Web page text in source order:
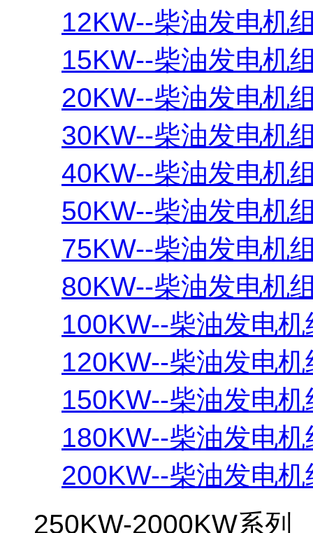
12KW--柴油发电机
15KW--柴油发电机
20KW--柴油发电机
30KW--柴油发电机
40KW--柴油发电机
50KW--柴油发电机
75KW--柴油发电机
80KW--柴油发电机
100KW--柴油发电机
120KW--柴油发电机
150KW--柴油发电机
180KW--柴油发电机
200KW--柴油发电机
250KW-2000KW系列